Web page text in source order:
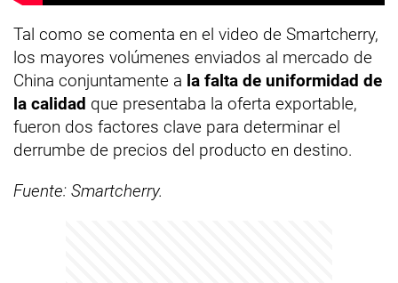
Tal como se comenta en el video de Smartcherry,
los mayores volúmenes enviados al mercado de
China conjuntamente a la falta de uniformidad de
la calidad que presentaba la oferta exportable,
fueron dos factores clave para determinar el
derrumbe de precios del producto en destino.
Fuente: Smartcherry.